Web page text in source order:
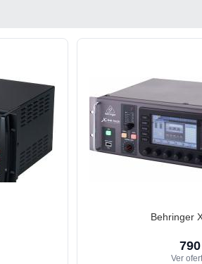
Behringer
Ver